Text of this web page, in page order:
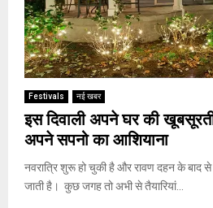
Festivals नई खबर
इस दिवाली अपने घर की
अपने सपनो का आशियाना
नवरात्रि शुरू हो चुकी है और रावण दहन के बाद से
जाती है। कुछ जगह तो अभी से तैयारियां...